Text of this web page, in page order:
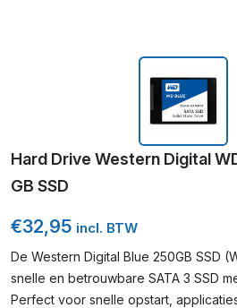
Hard Drive Western Digital
GB SSD
€32,95 incl. BTW
De Western Digital Blue 250GB SSD
snelle en betrouwbare SATA 3 SSD
Perfect voor snelle opstart,